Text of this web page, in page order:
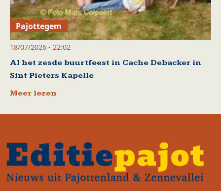
Pajottegem
18/07/2026 - 22:02
Al het zesde buurtfeest in Cache Debacker in
Sint Pieters Kapelle
Meer lezen